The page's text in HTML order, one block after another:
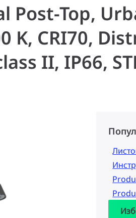
Post-Top,
K, CRI70,
II, IP66,